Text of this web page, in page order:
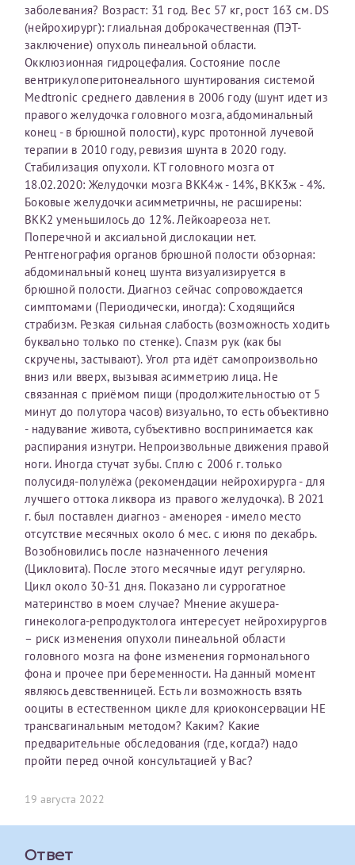
заболевания? Возраст: 31 год. Вес 57 кг, рост 163 см. DS
(нейрохирург): глиальная доброкачественная (ПЭТ-
заключение) опухоль пинеальной области.
Окклюзионная гидроцефалия. Состояние после
вентрикулоперитонеального шунтирования системой
Medtronic среднего давления в 2006 году (шунт идет из
правого желудочка головного мозга, абдоминальный
конец - в брюшной полости), курс протонной лучевой
терапии в 2010 году, ревизия шунта в 2020 году.
Стабилизация опухоли. КТ головного мозга от
18.02.2020: Желудочки мозга ВКК4ж - 14%, ВКК3ж - 4%.
Боковые желудочки асимметричны, не расширены:
ВКК2 уменьшилось до 12%. Лейкоареоза нет.
Поперечной и аксиальной дислокации нет.
Рентгенография органов брюшной полости обзорная:
абдоминальный конец шунта визуализируется в
брюшной полости. Диагноз сейчас сопровождается
симптомами (Периодически, иногда): Сходящийся
страбизм. Резкая сильная слабость (возможность ходить
буквально только по стенке). Спазм рук (как бы
скручены, застывают). Угол рта идёт самопроизвольно
вниз или вверх, вызывая асимметрию лица. Не
связанная с приёмом пищи (продолжительностью от 5
минут до полутора часов) визуально, то есть объективно
- надувание живота, субъективно воспринимается как
распирания изнутри. Непроизвольные движения правой
ноги. Иногда стучат зубы. Сплю с 2006 г. только
полусидя-полулёжа (рекомендации нейрохирурга - для
лучшего оттока ликвора из правого желудочка). В 2021
г. был поставлен диагноз - аменорея - имело место
отсутствие месячных около 6 мес. с июня по декабрь.
Возобновились после назначенного лечения
(Цикловита). После этого месячные идут регулярно.
Цикл около 30-31 дня. Показано ли суррогатное
материнство в моем случае? Мнение акушера-
гинеколога-репродуктолога интересует нейрохирургов
– риск изменения опухоли пинеальной области
головного мозга на фоне изменения гормонального
фона и прочее при беременности. На данный момент
являюсь девственницей. Есть ли возможность взять
ооциты в естественном цикле для криоконсервации НЕ
трансвагинальным методом? Каким? Какие
предварительные обследования (где, когда?) надо
пройти перед очной консультацией у Вас?
19 августа 2022
Ответ
О каком враче расскажете?
Ваш отзыв
Прикрепить файлы
Принимаю условияСоглашения на обработку
персональных данных
Оставить отзыв
Электронная почта*
Номер телефона*
Номер медицинской карты МЦРМ
Сдать спермограмму
Выберите специальность врача
Или введите его имя
Принимаю условия Соглашения на обработку
персональных данных
Записаться на прием
Наши специалисты готовы помочь вам, предоставив
общую информацию и рекомендации на основе
ваших вопросов. Задайте ваш вопрос,
и мы постараемся ответить на него как можно
скорее.
Я подтверждаю, что ознакомился с уведомлением,
приведённым выше.
Далее
первом заявлении. После отправки готового документа
изменения и переоформление справки на другого
налогоплательщика не выполняются. Пожалуйста,
внимательно проверяйте все данные перед отправкой
заявки.
После отправки заявки вы получите письмо на указанную
электронную почту с подтверждением «Заявка на справку
принята ». Если письмо не поступит, пожалуйста, свяжитесь
с МЦРМ для уточнения информации.
Заявление
Прошу выдать справку об оказанных медицинских услугах
следующим пациентам:
Фамилия*
Имя*
Отчество*
Дата рождения*
Для предоставления в налоговые органы Российской
Федерации, выписать ее на имя:
Фамилия*
Имя*
Отчество*
налогоплательщика